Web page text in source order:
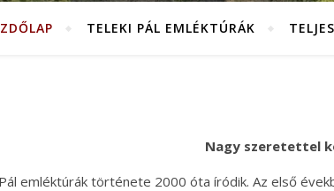
TELEKI PÁL EMLÉKTÚRÁK
Nagy szeretettel
emléktúrák története 2000 óta íródik. Az első